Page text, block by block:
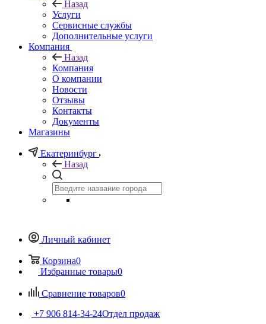
Назад
Услуги
Сервисные службы
Дополнительные услуги
Компания
Назад
Компания
О компании
Новости
Отзывы
Контакты
Документы
Магазины
Екатеринбург
Назад
Личный кабинет
Корзина0
Избранные товары0
Сравнение товаров0
+7 906 814-34-24Отдел продаж